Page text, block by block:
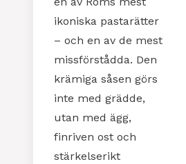
ikoniska pastarätter
– och en av de mest
missförstådda. Den
krämiga såsen görs
inte med grädde,
utan med ägg,
finriven ost och
stärkelserikt